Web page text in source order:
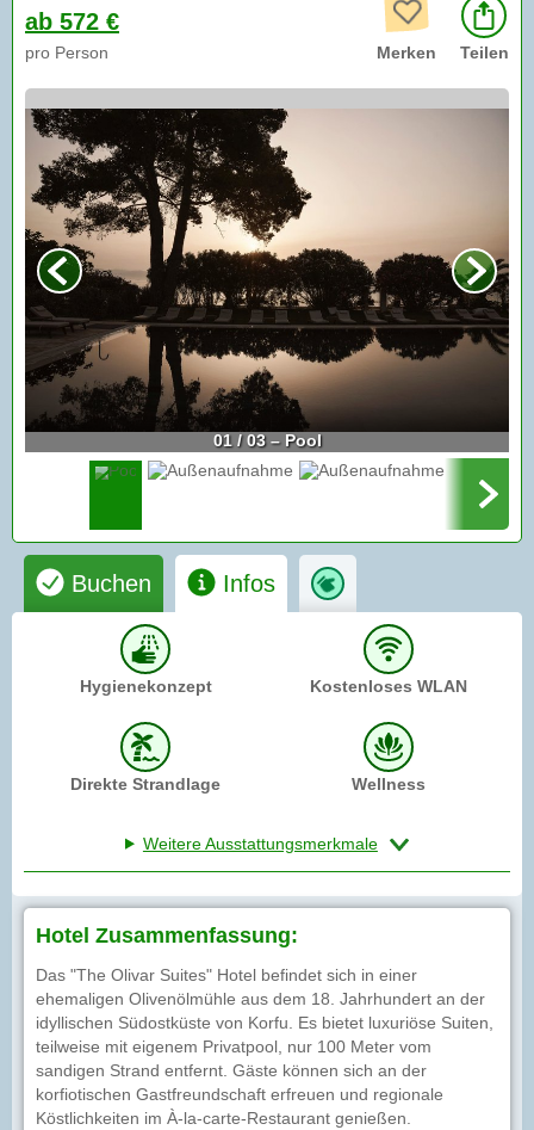
ab 572 €
pro Person Merken Teilen
01 / 03 – Pool
Buchen Infos
Hygienekonzept Kostenloses WLAN
Direkte Strandlage Wellness
Weitere Ausstattungsmerkmale
Hotel Zusammenfassung:
Das "The Olivar Suites" Hotel befindet sich in einer
ehemaligen Olivenölmühle aus dem 18. Jahrhundert an der
idyllischen Südostküste von Korfu. Es bietet luxuriöse Suiten,
teilweise mit eigenem Privatpool, nur 100 Meter vom
sandigen Strand entfernt. Gäste können sich an der
korfiotischen Gastfreundschaft erfreuen und regionale
Köstlichkeiten im À-la-carte-Restaurant genießen.